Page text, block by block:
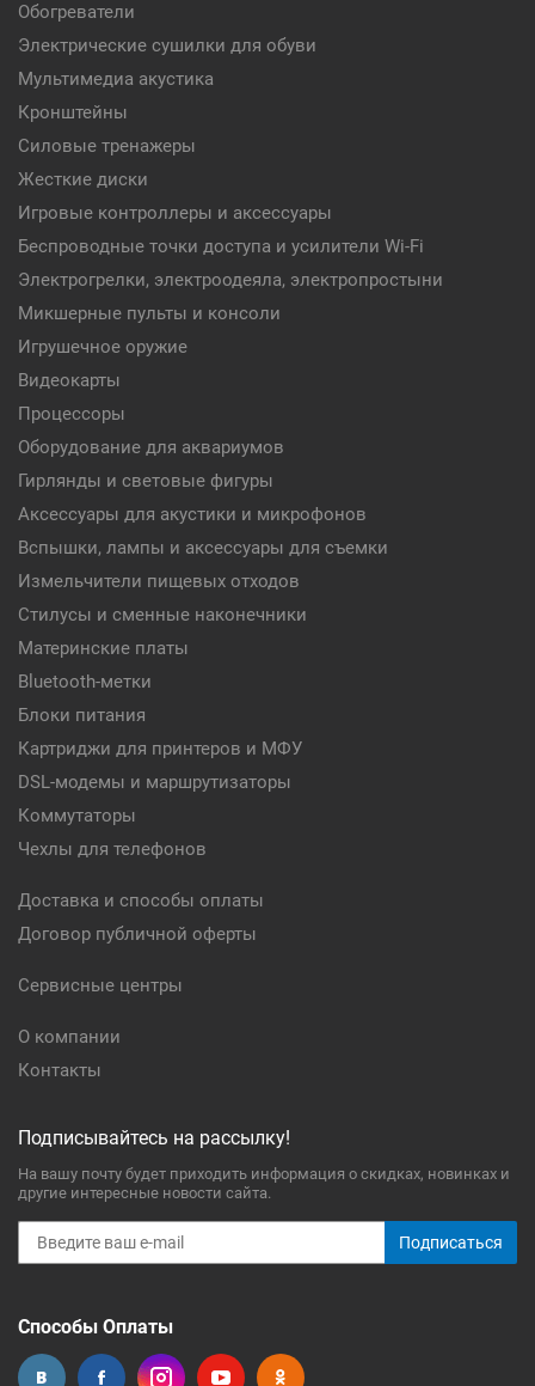
Обогреватели
Электрические сушилки для обуви
Мультимедиа акустика
Кронштейны
Силовые тренажеры
Жесткие диски
Игровые контроллеры и аксессуары
Беспроводные точки доступа и усилители Wi-Fi
Электрогрелки, электроодеяла, электропростыни
Микшерные пульты и консоли
Игрушечное оружие
Видеокарты
Процессоры
Оборудование для аквариумов
Гирлянды и световые фигуры
Аксессуары для акустики и микрофонов
Вспышки, лампы и аксессуары для съемки
Измельчители пищевых отходов
Стилусы и сменные наконечники
Материнские платы
Bluetooth-метки
Блоки питания
Картриджи для принтеров и МФУ
DSL-модемы и маршрутизаторы
Коммутаторы
Чехлы для телефонов
Доставка и способы оплаты
Договор публичной оферты
Сервисные центры
О компании
Контакты
Подписывайтесь на рассылку!
На вашу почту будет приходить информация о скидках, новинках и
другие интересные новости сайта.
Подписаться
Способы Оплаты